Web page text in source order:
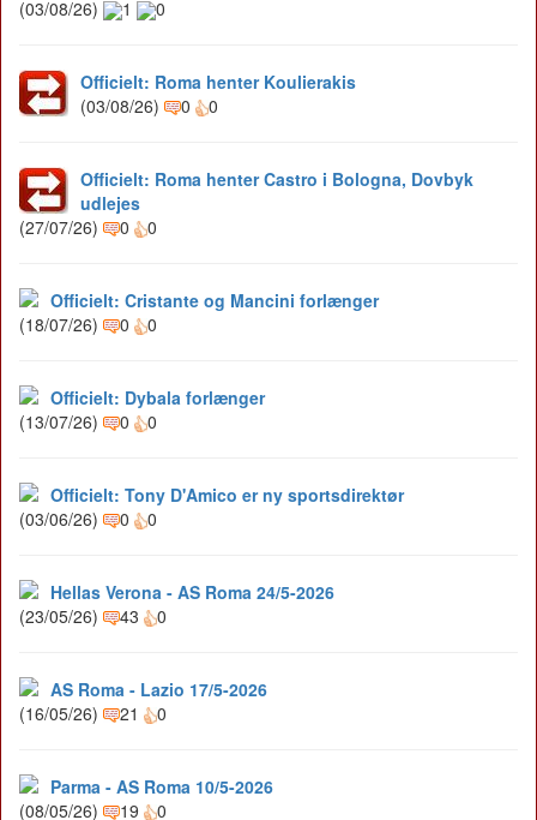
(03/08/26)
1 0
Officielt: Roma henter Koulierakis
(03/08/26)
0 0
Officielt: Roma henter Castro i Bologna, Dovbyk
udlejes
(27/07/26)
0 0
Officielt: Cristante og Mancini forlænger
(18/07/26)
0 0
Officielt: Dybala forlænger
(13/07/26)
0 0
Officielt: Tony D'Amico er ny sportsdirektør
(03/06/26)
0 0
Hellas Verona - AS Roma 24/5-2026
(23/05/26)
43 0
AS Roma - Lazio 17/5-2026
(16/05/26)
21 0
Parma - AS Roma 10/5-2026
(08/05/26)
19 0